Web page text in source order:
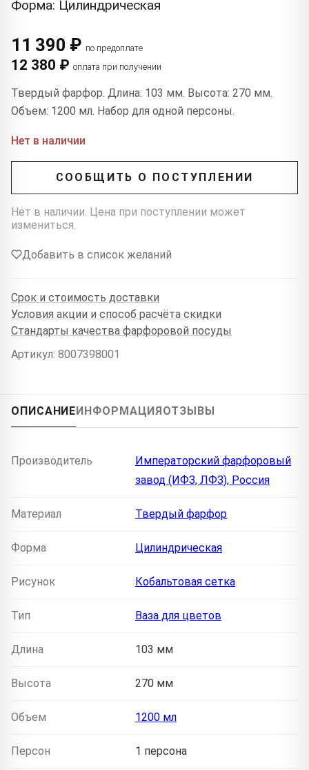
Форма: Цилиндрическая
11 390 ₽ по предоплате
12 380 ₽ оплата при получении
Твердый фарфор. Длина: 103 мм. Высота: 270 мм.
Объем: 1200 мл. Набор для одной персоны.
Нет в наличии
СООБЩИТЬ О ПОСТУПЛЕНИИ
Нет в наличии. Цена при поступлении может
измениться.
Добавить в список желаний
Срок и стоимость доставки
Условия акции и способ расчёта скидки
Стандарты качества фарфоровой посуды
Артикул: 8007398001
ОПИСАНИЕИНФОРМАЦИЯОТЗЫВЫ
Производитель
Императорский фарфоровый
завод (ИФЗ, ЛФЗ), Россия
Материал Твердый фарфор
Форма Цилиндрическая
Рисунок Кобальтовая сетка
Тип Ваза для цветов
Длина 103 мм
Высота 270 мм
Объем 1200 мл
Персон 1 персона